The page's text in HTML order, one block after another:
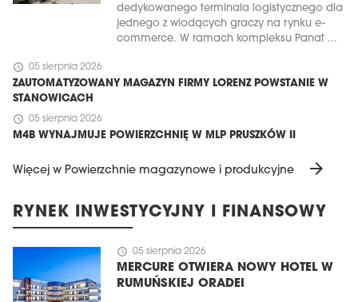
dedykowanego terminala logistycznego dla
jednego z wiodących graczy na rynku e-
commerce. W ramach kompleksu Panat ...
schedule 05 sierpnia 2026
ZAUTOMATYZOWANY MAGAZYN FIRMY LORENZ POWSTANIE W
STANOWICACH
schedule 05 sierpnia 2026
M4B WYNAJMUJE POWIERZCHNIĘ W MLP PRUSZKÓW II
Więcej w Powierzchnie magazynowe i produkcyjne arrow_forward
RYNEK INWESTYCYJNY I FINANSOWY
schedule 05 sierpnia 2026
MERCURE OTWIERA NOWY HOTEL W
RUMUŃSKIEJ ORADEI